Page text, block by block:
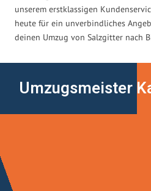
unserem erstklassigen
heute für ein unverbindliches
deinen Umzug von Salzgitter nach
Umzugsmeister